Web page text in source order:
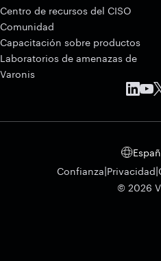
Centro de recursos del CISO
Comunidad
Capacitación sobre productos
Laboratorios de amenazas de
Varonis
Confianza|Privacidad|
© 2026